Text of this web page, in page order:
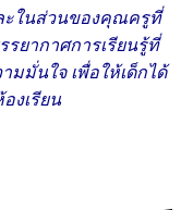
ะในส่วนของคุณครูที่
รยากาศการเรียนรู้ที่
มมั่นใจ เพื่อให้เด็กได้
งเรียน